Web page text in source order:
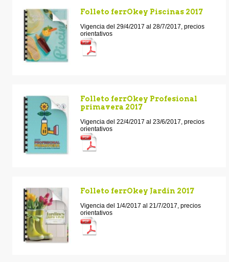
Folleto ferrOkey Piscinas 2017
Vigencia del 29/4/2017 al 28/7/2017, precios
orientativos
Folleto ferrOkey Profesional
primavera 2017
Vigencia del 22/4/2017 al 23/6/2017, precios
orientativos
Folleto ferrOkey Jardín 2017
Vigencia del 1/4/2017 al 21/7/2017, precios
orientativos